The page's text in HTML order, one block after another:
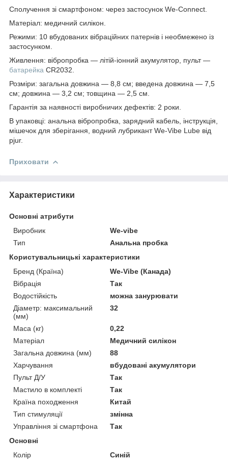
Сполучення зі смартфоном: через застосунок We-Connect.
Матеріал: медичний силікон.
Режими: 10 вбудованих вібраційних патернів і необмежено із
застосунком.
Живлення: вібропробка — літій-іонний акумулятор, пульт —
батарейка CR2032.
Розміри: загальна довжина — 8,8 см; введена довжина — 7,5
см; довжина — 3,2 см; товщина — 2,5 см.
Гарантія за наявності виробничих дефектів: 2 роки.
В упаковці: анальна вібропробка, зарядний кабель, інструкція,
мішечок для зберігання, водний лубрикант We-Vibe Lube від
pjur.
Приховати
Характеристики
Основні атрибути
Виробник
We-vibe
Тип
Анальна пробка
Користувальницькі характеристики
Бренд (Країна)
We-Vibe (Канада)
Вібрація
Так
Водостійкість
можна занурювати
Діаметр: максимальний
(мм)
32
Маса (кг)
0,22
Матеріал
Медичний силікон
Загальна довжина (мм)
88
Харчування
вбудовані акумулятори
Пульт Д/У
Так
Мастило в комплекті
Так
Країна походження
Китай
Тип стимуляції
змінна
Управління зі смартфона
Так
Основні
Колір
Синій